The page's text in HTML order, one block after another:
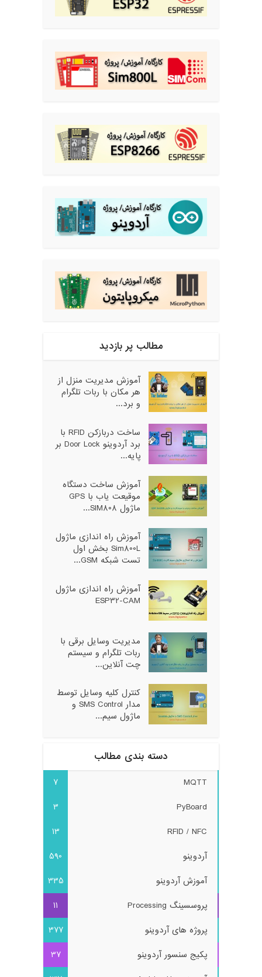
مطالب پر بازدید
آموزش مدیریت منزل از
هر مکان با ربات تلگرام
و برد...
ساخت دربازکن RFID با
برد آردوینو Door Lock بر
پایه...
آموزش ساخت دستگاه
موقیعت یاب با GPS
ماژول SIM808...
آموزش راه اندازی ماژول
Sim800L بخش اول
تست شبکه GSM...
آموزش راه اندازی ماژول
ESP32-CAM
مدیریت وسایل برقی با
ربات تلگرام و سیستم
چت آنلاین...
کنترل کلیه وسایل توسط
مدار SMS Control و
ماژول سیم...
دسته بندی مطالب
MQTT
7
PyBoard
3
RFID / NFC
13
آردوینو
590
آموزش آردوینو
335
پروسسینگ Processing
11
پروژه های آردوینو
377
پکیج سنسور آردوینو
37